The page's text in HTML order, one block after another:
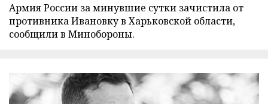
Армия России за минувшие сутки зачистила от
противника Ивановку в Харьковской области,
сообщили в Минобороны.